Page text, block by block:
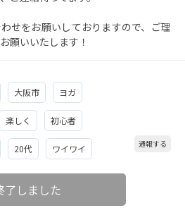
せをお願いしておりますので、ご理
願いいたします！
大阪市 ヨガ
楽しく 初心者
20代 ワイワイ 通報する
了しました